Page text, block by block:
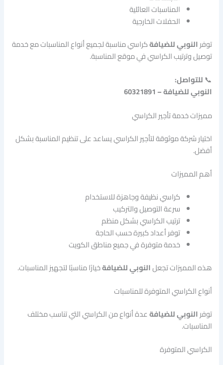
المناسبات العائلية
الحفلات الخارجية
توفرالنوبي للضيافةكراسي مناسبة لجميع أنواع المناسبات مع خدمة
توصيل وترتيب الكراسي في موقع المناسبة.
📞 للتواصل:
النوبي للضيافة – 60321891
مميزات خدمة تأجير الكراسي
اختيار شركة موثوقة لتأجير الكراسي يساعد على تنظيم المناسبة بشكل
أفضل.
أهم المميزات
كراسي نظيفة وجاهزة للاستخدام
سرعة التوصيل والتركيب
ترتيب الكراسي بشكل منظم
توفر أعداد كبيرة حسب الحاجة
خدمة متوفرة في جميع مناطق الكويت
هذه المميزات تجعلالنوبي للضيافةخيارًا مناسبًا لتجهيز المناسبات.
أنواع الكراسي المتوفرة للمناسبات
توفرالنوبي للضيافةعدة أنواع من الكراسي التي تناسب مختلف
المناسبات.
الكراسي المتوفرة